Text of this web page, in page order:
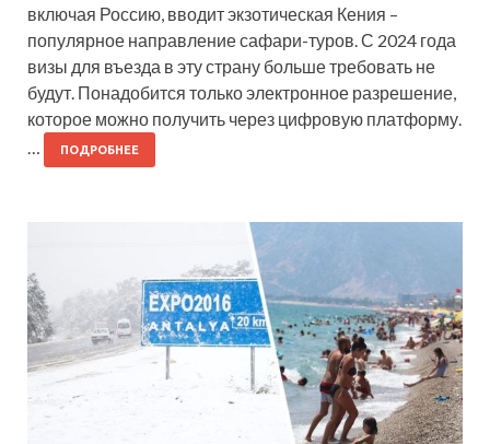
включая Россию, вводит экзотическая Кения –
популярное направление сафари-туров. С 2024 года
визы для въезда в эту страну больше требовать не
будут. Понадобится только электронное разрешение,
которое можно получить через цифровую платформу.
…
ПОДРОБНЕЕ